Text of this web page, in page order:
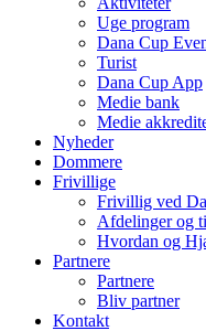
Uge program
Dana Cup
Turist
Dana Cup App
Medie bank
Medie
Nyheder
Dommere
Frivillige
Frivillig ved
Afdelinger og
Hvordan og
Partnere
Partnere
Bliv partner
Kontakt